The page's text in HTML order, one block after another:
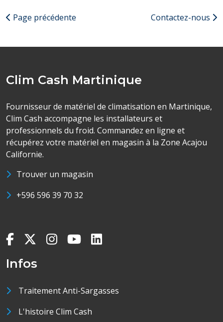
Page précédente Contactez-nous
Clim Cash Martinique
Fournisseur de matériel de climatisation en Martinique,
Clim Cash accompagne les installateurs et
professionnels du froid. Commandez en ligne et
récupérez votre matériel en magasin à la Zone Acajou
Californie.
Trouver un magasin
+596 596 39 70 32
Infos
Traitement Anti-Sargasses
L'histoire Clim Cash